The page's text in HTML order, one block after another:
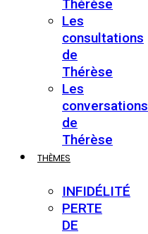
Thérèse
Les
consultations
de
Thérèse
Les
conversations
de
Thérèse
THÈMES
INFIDÉLITÉ
PERTE
DE